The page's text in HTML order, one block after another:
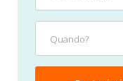
viaggi?
Quando?